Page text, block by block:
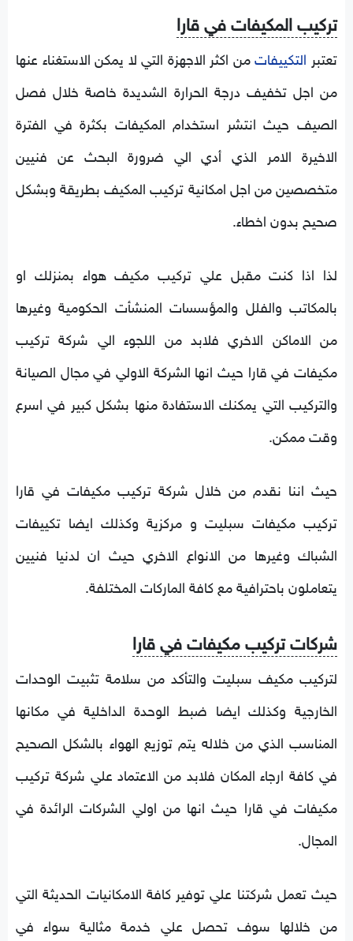
تركيب المكيفات في قارا
تعتبر التكييفاتمن اكثر الاجهزة التي لا يمكن الاستغناء عنها
من اجل تخفيف درجة الحرارة الشديدة خاصة خلال فصل
الصيف حيث انتشر استخدام المكيفات بكثرة في الفترة
الاخيرة الامر الذي أدي الي ضرورة البحث عن فنيين
متخصصين من اجل امكانية تركيب المكيف بطريقة وبشكل
صحيح بدون اخطاء.
لذا اذا كنت مقبل علي تركيب مكيف هواء بمنزلك او
بالمكاتب والفلل والمؤسسات المنشأت الحكومية وغيرها
من الاماكن الاخري فلابد من اللجوء الي شركة تركيب
مكيفات في قارا حيث انها الشركة الاولي في مجال الصيانة
والتركيب التي يمكنك الاستفادة منها بشكل كبير في اسرع
وقت ممكن.
حيث اننا نقدم من خلال شركة تركيب مكيفات في قارا
تركيب مكيفات سبليت و مركزية وكذلك ايضا تكييفات
الشباك وغيرها من الانواع الاخري حيث ان لدنيا فنيين
يتعاملون باحترافية مع كافة الماركات المختلفة.
شركات تركيب مكيفات في قارا
لتركيب مكيف سبليت والتأكد من سلامة تثبيت الوحدات
الخارجية وكذلك ايضا ضبط الوحدة الداخلية في مكانها
المناسب الذي من خلاله يتم توزيع الهواء بالشكل الصحيح
في كافة ارجاء المكان فلابد من الاعتماد علي شركة تركيب
مكيفات في قارا حيث انها من اولي الشركات الرائدة في
المجال.
حيث تعمل شركتنا علي توفير كافة الامكانيات الحديثة التي
من خلالها سوف تحصل علي خدمة مثالية سواء في